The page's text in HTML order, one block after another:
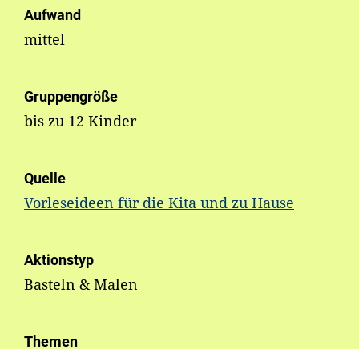
Aufwand
mittel
Gruppengröße
bis zu 12 Kinder
Quelle
Vorleseideen für die Kita und zu Hause
Aktionstyp
Basteln & Malen
Themen